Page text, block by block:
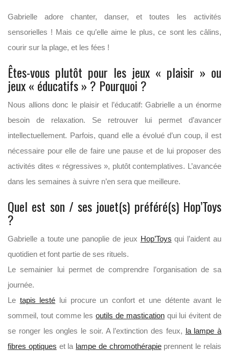
Gabrielle adore chanter, danser, et toutes les activités
sensorielles ! Mais ce qu’elle aime le plus, ce sont les câlins,
courir sur la plage, et les fées !
Êtes-vous plutôt pour les jeux « plaisir » ou
jeux « éducatifs » ? Pourquoi ?
Nous allions donc le plaisir et l’éducatif: Gabrielle a un énorme
besoin de relaxation. Se retrouver lui permet d’avancer
intellectuellement. Parfois, quand elle a évolué d’un coup, il est
nécessaire pour elle de faire une pause et de lui proposer des
activités dites « régressives », plutôt contemplatives. L’avancée
dans les semaines à suivre n’en sera que meilleure.
Quel est son / ses jouet(s) préféré(s) Hop’Toys
?
Gabrielle a toute une panoplie de jeux Hop’Toys qui l’aident au
quotidien et font partie de ses rituels.
Le semainier lui permet de comprendre l’organisation de sa
journée.
Le tapis lesté lui procure un confort et une détente avant le
sommeil, tout comme lesoutils de masticationqui lui évitent de
se ronger les ongles le soir. A l’extinction des feux, la lampe à
fibres optiques et la lampe de chromothérapieprennent le relais